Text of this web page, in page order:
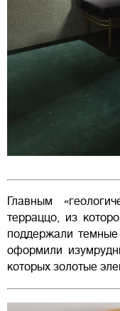
Главным
терраццо, из
поддержали
оформили
которых золотые